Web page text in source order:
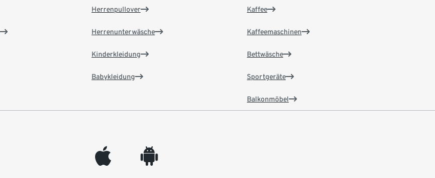
Herrenpullover
Herrenunterwäsche
Kinderkleidung
Babykleidung
Kaffee
Kaffeemaschinen
Bettwäsche
Sportgeräte
Balkonmöbel
appleinc android